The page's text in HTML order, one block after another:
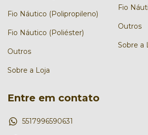
Fio Náutico (Polipropileno)
Fio Náutico (Poliéster)
Outros
Sobre a Loja
Fio
Outros
Sobre a
Entre em contato
5517996590631